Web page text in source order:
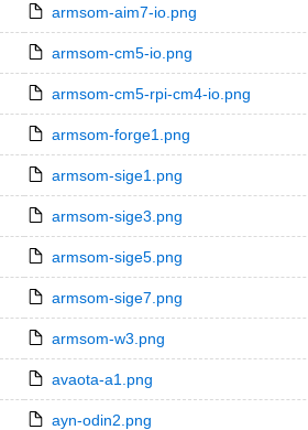
armsom-aim7-io.png
armsom-cm5-io.png
armsom-cm5-rpi-cm4-io.png
armsom-forge1.png
armsom-sige1.png
armsom-sige3.png
armsom-sige5.png
armsom-sige7.png
armsom-w3.png
avaota-a1.png
ayn-odin2.png